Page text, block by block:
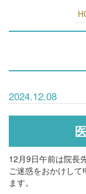
2024.12.08
12月9日午前は院長
ご迷惑をおかけし
ます。